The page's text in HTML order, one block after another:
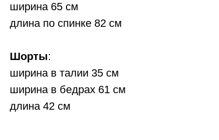
ширина 65 см
длина по спинке 82 см
Шорты:
ширина в талии 35 см
ширина в бедрах 61 см
длина 42 см